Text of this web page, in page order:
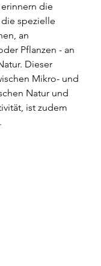
die
spezielle
an
Pflanzen - an
Dieser
Mikro- und
Natur und
ist zudem